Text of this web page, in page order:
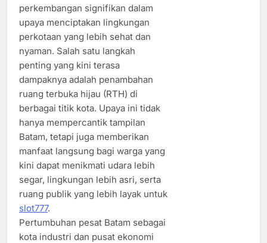
perkembangan signifikan dalam
upaya menciptakan lingkungan
perkotaan yang lebih sehat dan
nyaman. Salah satu langkah
penting yang kini terasa
dampaknya adalah penambahan
ruang terbuka hijau (RTH) di
berbagai titik kota. Upaya ini tidak
hanya mempercantik tampilan
Batam, tetapi juga memberikan
manfaat langsung bagi warga yang
kini dapat menikmati udara lebih
segar, lingkungan lebih asri, serta
ruang publik yang lebih layak untuk
slot777.
Pertumbuhan pesat Batam sebagai
kota industri dan pusat ekonomi